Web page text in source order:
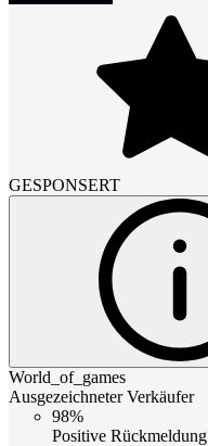
GESPONSERT
World_of_games
Ausgezeichneter Verkäufer
98%
Positive Rückmeldung